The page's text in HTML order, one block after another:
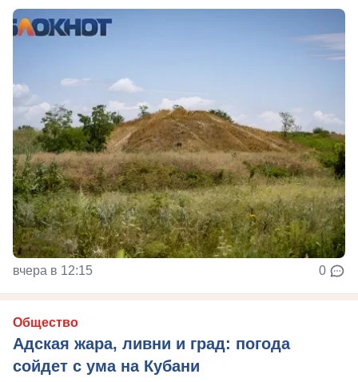
вчера в 12:15 0
Общество
Адская жара, ливни и град: погода
сойдет с ума на Кубани